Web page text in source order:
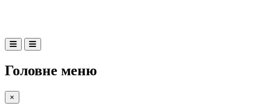
Головне меню
×